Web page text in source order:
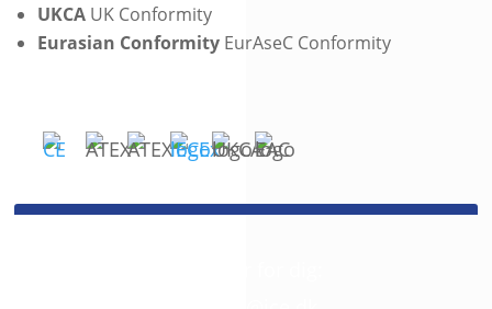
UKCA UK Conformity
Eurasian Conformity EurAseC Conformity